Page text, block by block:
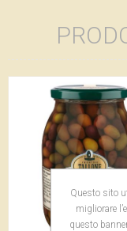
Questo sito
migliorare
questo